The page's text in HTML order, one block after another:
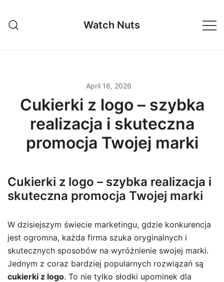
content
Watch Nuts
April 16, 2026
Cukierki z logo – szybka
realizacja i skuteczna
promocja Twojej marki
Cukierki z logo – szybka realizacja i
skuteczna promocja Twojej marki
W dzisiejszym świecie marketingu, gdzie konkurencja
jest ogromna, każda firma szuka oryginalnych i
skutecznych sposobów na wyróżnienie swojej marki.
Jednym z coraz bardziej popularnych rozwiązań są
cukierki z logo. To nie tylko słodki upominek dla